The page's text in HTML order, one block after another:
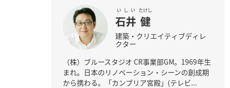
石井
いしい
健
たけし
建築・クリエイティブディレ
クター
（株）ブルースタジオ CR事業部GM。1969年生
まれ。日本のリノベーション・シーンの創成期
から携わる。「カンブリア宮殿」(テレビ...